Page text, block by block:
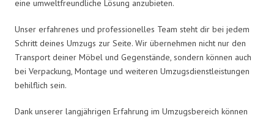
eine umweltfreundliche Lösung anzubieten.
Unser erfahrenes und professionelles Team steht dir bei jedem
Schritt deines Umzugs zur Seite. Wir übernehmen nicht nur den
Transport deiner Möbel und Gegenstände, sondern können auch
bei Verpackung, Montage und weiteren Umzugsdienstleistungen
behilflich sein.
Dank unserer langjährigen Erfahrung im Umzugsbereich können